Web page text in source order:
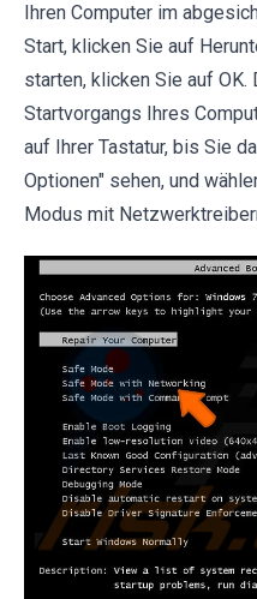
Ihren Computer im
Start, klicken Sie auf
starten, klicken Sie auf OK.
Startvorgangs Ihres
auf Ihrer Tastatur, bis Sie
Optionen" sehen, und
Modus mit